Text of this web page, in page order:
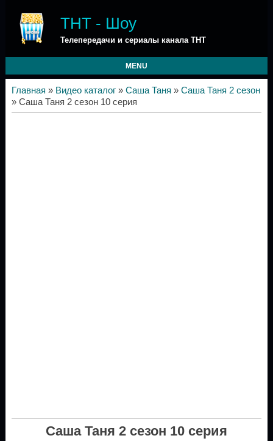
ТНТ - Шоу
Телепередачи и сериалы канала ТНТ
MENU
Главная » Видео каталог» Саша Таня » Саша Таня 2 сезон
» Саша Таня 2 сезон 10 серия
Саша Таня 2 сезон 10 серия